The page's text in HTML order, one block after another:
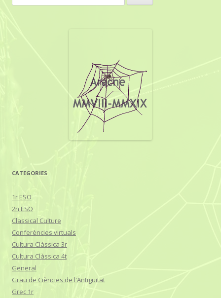
e
CATEGORIES
1r ESO
2n ESO
Classical Culture
Conferències virtuals
Cultura Clàssica 3r
Cultura Clàssica 4t
General
Grau de Ciències de l'Antiguitat
Grec 1r